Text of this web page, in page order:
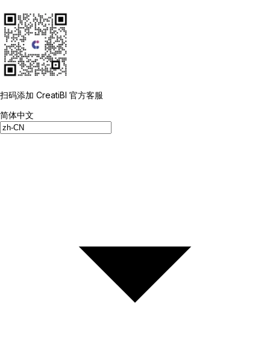
扫码添加 CreatiBI 官方客服
简体中文